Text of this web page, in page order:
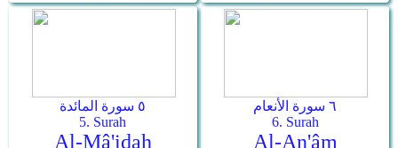
٥ سورة المائدة
5. Surah
Al-Mâ'idah
٦ سورة الأنعام
6. Surah
Al-An'âm